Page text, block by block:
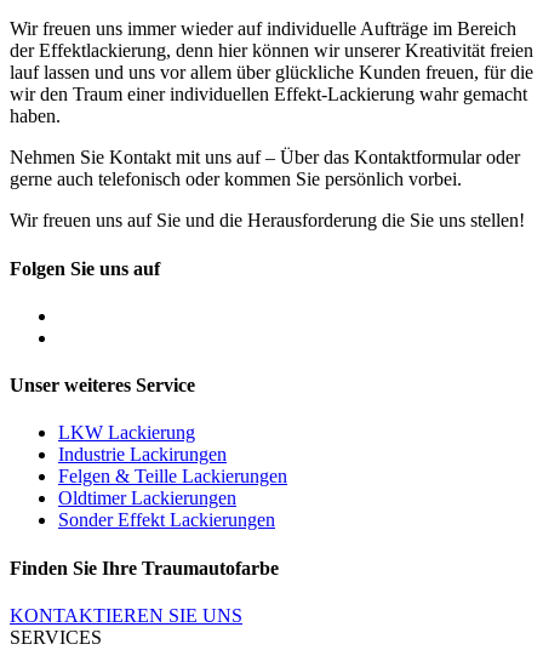
Wir freuen uns immer wieder auf individuelle Aufträge im Bereich
der Effektlackierung, denn hier können wir unserer Kreativität freien
lauf lassen und uns vor allem über glückliche Kunden freuen, für die
wir den Traum einer individuellen Effekt-Lackierung wahr gemacht
haben.
Nehmen Sie Kontakt mit uns auf – Über das Kontaktformular oder
gerne auch telefonisch oder kommen Sie persönlich vorbei.
Wir freuen uns auf Sie und die Herausforderung die Sie uns stellen!
Folgen Sie uns auf
Unser weiteres Service
LKW Lackierung
Industrie Lackirungen
Felgen & Teille Lackierungen
Oldtimer Lackierungen
Sonder Effekt Lackierungen
Finden Sie Ihre Traumautofarbe
KONTAKTIEREN SIE UNS
SERVICES